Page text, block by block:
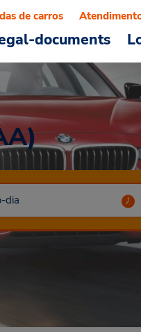
documents
de carros